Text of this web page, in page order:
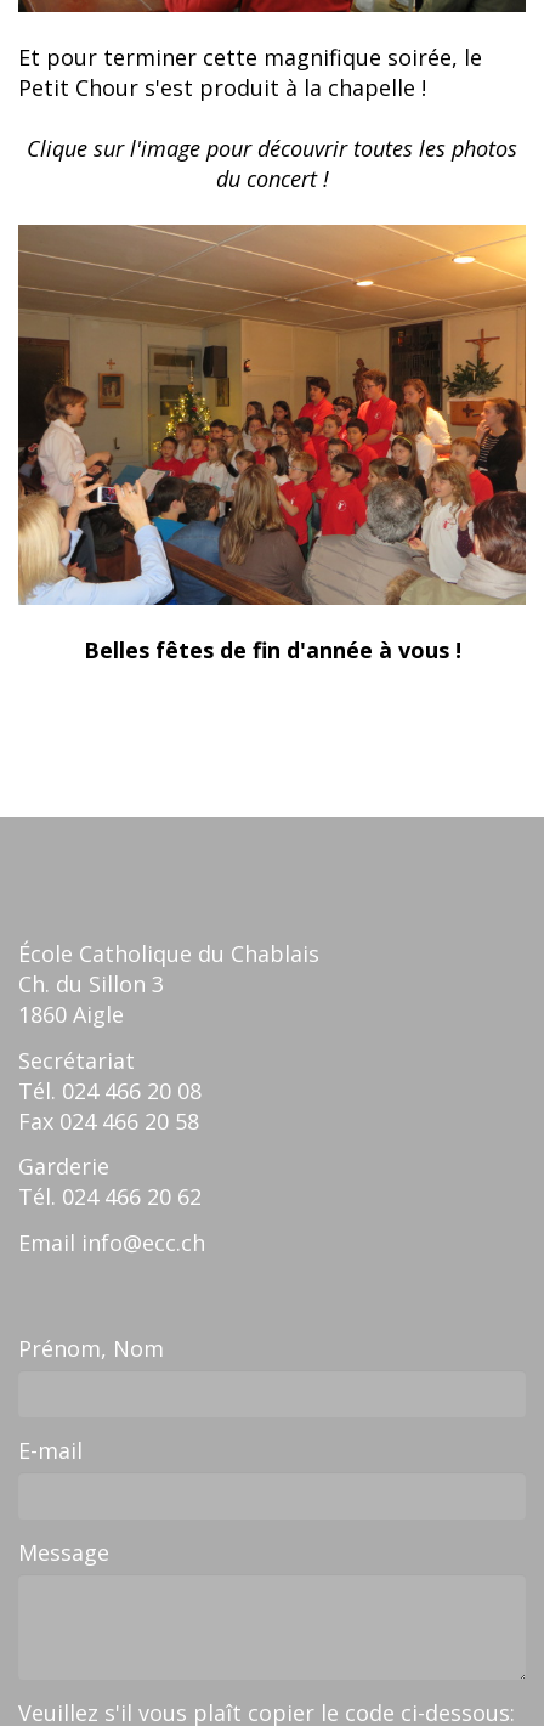
Et pour terminer cette magnifique soirée, le
Petit Chour s'est produit à la chapelle !
Clique sur l'image pour découvrir toutes les photos
du concert !
Belles fêtes de fin d'année à vous !
École Catholique du Chablais
Ch. du Sillon 3
1860 Aigle
Secrétariat
Tél. 024 466 20 08
Fax 024 466 20 58
Garderie
Tél. 024 466 20 62
Email info@ecc.ch
Prénom, Nom
E-mail
Message
Veuillez s'il vous plaît copier le code ci-dessous: